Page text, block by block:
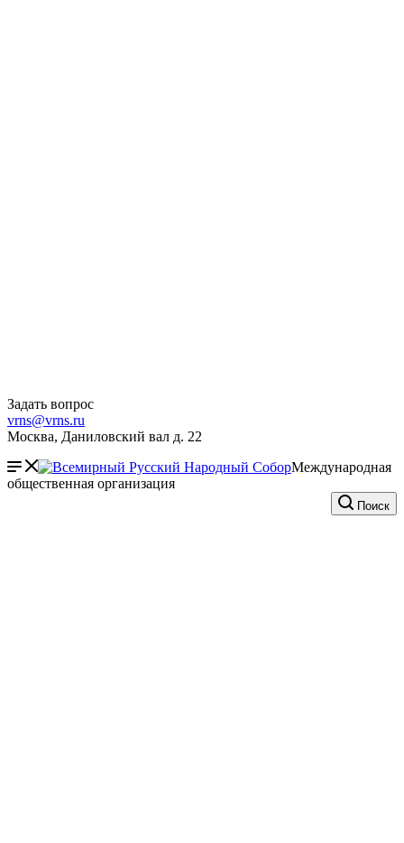
Задать вопрос
vrns@vrns.ru
Москва, Даниловский вал д. 22
Международная
общественная организация
Поиск